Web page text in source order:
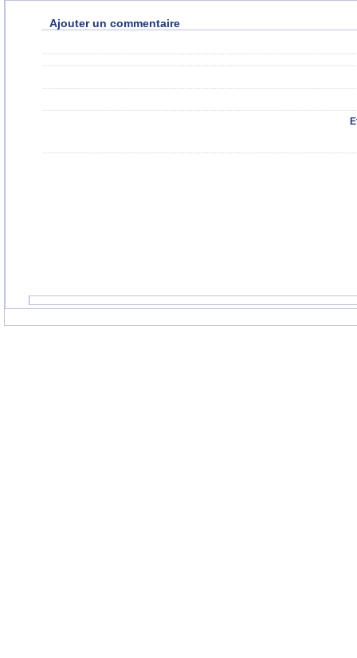
Ajouter un commentaire